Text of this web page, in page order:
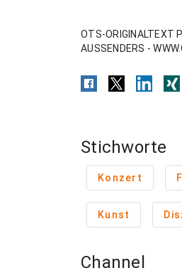
OTS-ORIGINALTEXT
AUSSENDERS -
Stichworte
Konzert
Kunst
Channel